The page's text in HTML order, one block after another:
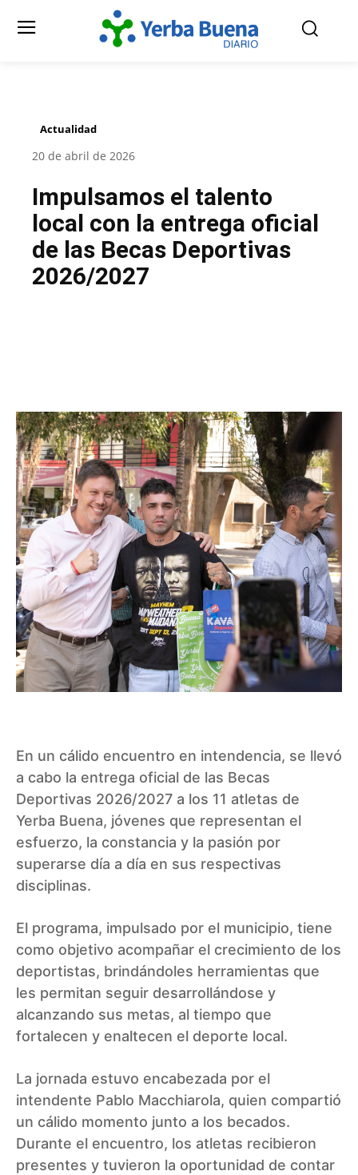
Actualidad
20 de abril de 2026
Impulsamos el talento
local con la entrega oficial
de las Becas Deportivas
2026/2027
En un cálido encuentro en intendencia, se llevó
a cabo la entrega oficial de las Becas
Deportivas 2026/2027 a los 11 atletas de
Yerba Buena, jóvenes que representan el
esfuerzo, la constancia y la pasión por
superarse día a día en sus respectivas
disciplinas.
El programa, impulsado por el municipio, tiene
como objetivo acompañar el crecimiento de los
deportistas, brindándoles herramientas que
les permitan seguir desarrollándose y
alcanzando sus metas, al tiempo que
fortalecen y enaltecen el deporte local.
La jornada estuvo encabezada por el
intendente Pablo Macchiarola, quien compartió
un cálido momento junto a los becados.
Durante el encuentro, los atletas recibieron
presentes y tuvieron la oportunidad de contar